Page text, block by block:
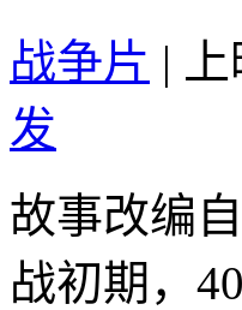
战争片 |
发
故事改编
战初期，